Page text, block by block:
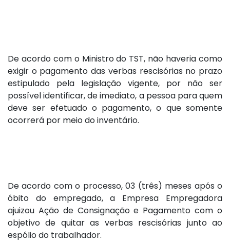
De acordo com o Ministro do TST, não haveria como
exigir o pagamento das verbas rescisórias no prazo
estipulado pela legislação vigente, por não ser
possível identificar, de imediato, a pessoa para quem
deve ser efetuado o pagamento, o que somente
ocorrerá por meio do inventário.
De acordo com o processo, 03 (três) meses após o
óbito do empregado, a Empresa Empregadora
ajuizou Ação de Consignação e Pagamento com o
objetivo de quitar as verbas rescisórias junto ao
espólio do trabalhador.